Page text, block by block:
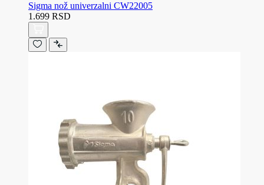
Sigma nož univerzalni CW22005
1.699 RSD